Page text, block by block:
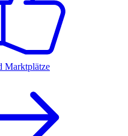
Marktplätze